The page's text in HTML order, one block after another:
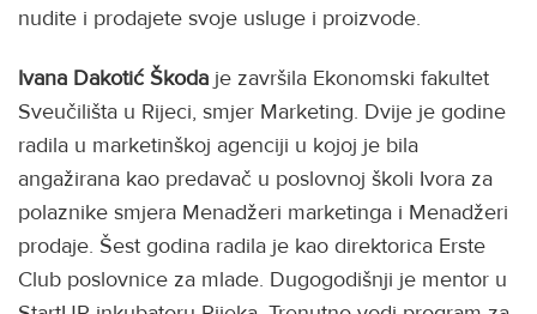
nudite i prodajete svoje usluge i proizvode.
Ivana Dakotić Škoda je završila Ekonomski fakultet
Sveučilišta u Rijeci, smjer Marketing. Dvije je godine
radila u marketinškoj agenciji u kojoj je bila
angažirana kao predavač u poslovnoj školi Ivora za
polaznike smjera Menadžeri marketinga i Menadžeri
prodaje. Šest godina radila je kao direktorica Erste
Club poslovnice za mlade. Dugogodišnji je mentor u